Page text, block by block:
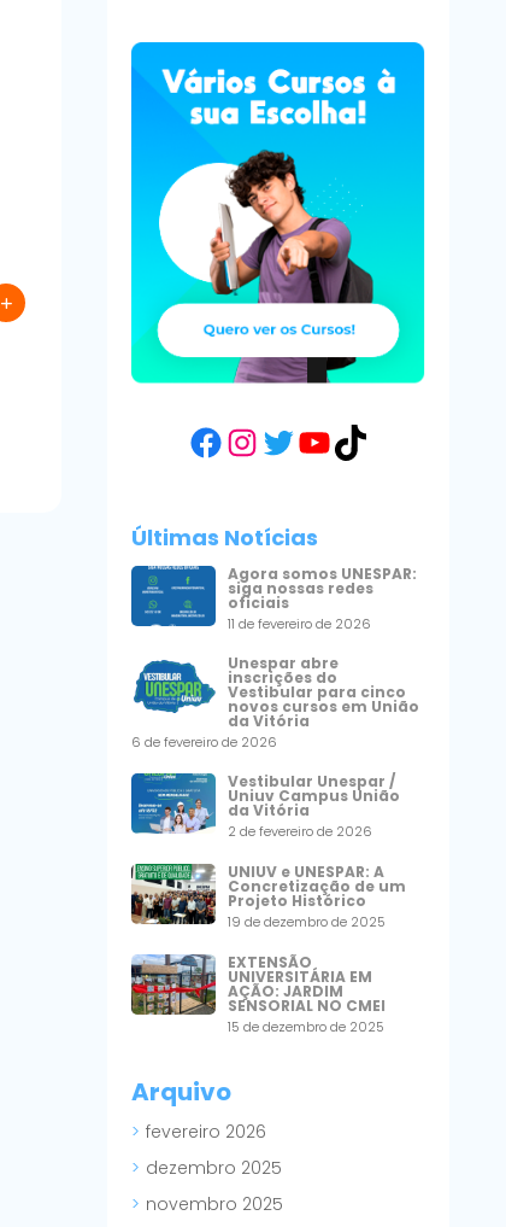
Facebook
Instagram
Twitter
YouTube
TikTok
Últimas Notícias
Agora somos UNESPAR:
siga nossas redes
oficiais
11 de fevereiro de 2026
Unespar abre
inscrições do
Vestibular para cinco
novos cursos em União
da Vitória
6 de fevereiro de 2026
Vestibular Unespar /
Uniuv Campus União
da Vitória
2 de fevereiro de 2026
UNIUV e UNESPAR: A
Concretização de um
Projeto Histórico
19 de dezembro de 2025
EXTENSÃO
UNIVERSITÁRIA EM
AÇÃO: JARDIM
SENSORIAL NO CMEI
15 de dezembro de 2025
Arquivo
fevereiro 2026
dezembro 2025
novembro 2025